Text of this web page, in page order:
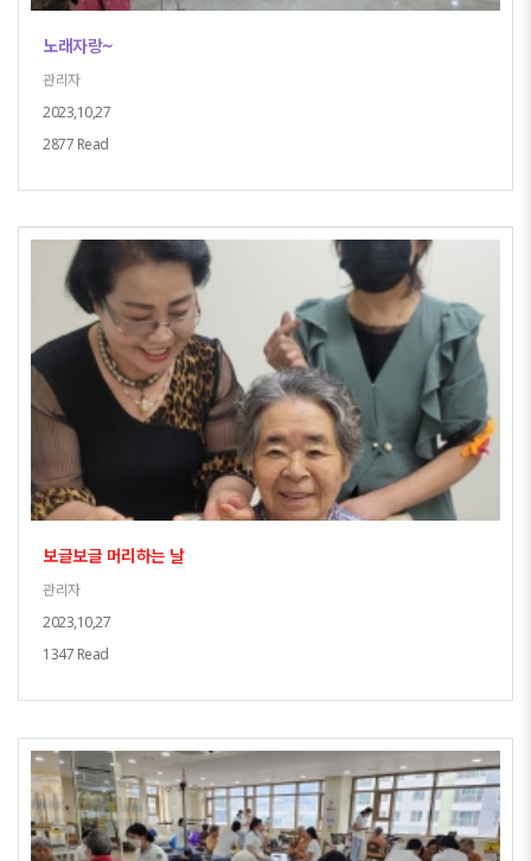
노래자랑~
관리자
2023,10,27
2877 Read
보글보글 머리하는 날
관리자
2023,10,27
1347 Read